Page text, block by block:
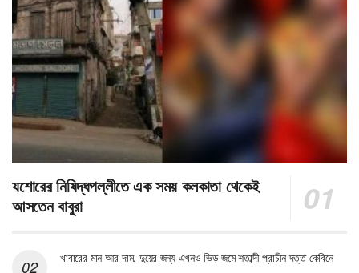
যশোরের নিষিদ্ধপল্লীতে এক সময় কলকাতা থেকেই
আসতেন বাবুরা
খাবারের মান আর দাম, দুয়ের জন্য এখনও ভিড় জমে শতাব্দী প্রাচীন দত্ত কেবিনে